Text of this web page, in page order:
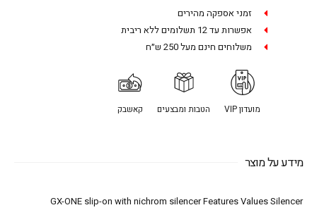
זמני אספקה מהירים
אפשרות עד 12 תשלומים ללא ריבית
משלוחים חינם מעל 250 ש״ח
מועדון VIP הטבות ומבצעים קאשבק
מידע על מוצר
GX-ONE slip-on with nichrom silencer Features Values Silencer